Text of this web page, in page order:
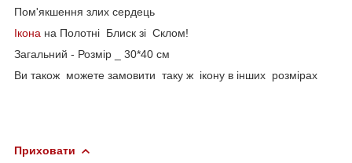
Пом'якшення злих сердець
Ікона на Полотні Блиск зі Склом!
Загальний - Розмір _ 30*40 см
Ви також можете замовити таку ж ікону в інших розмірах
Приховати